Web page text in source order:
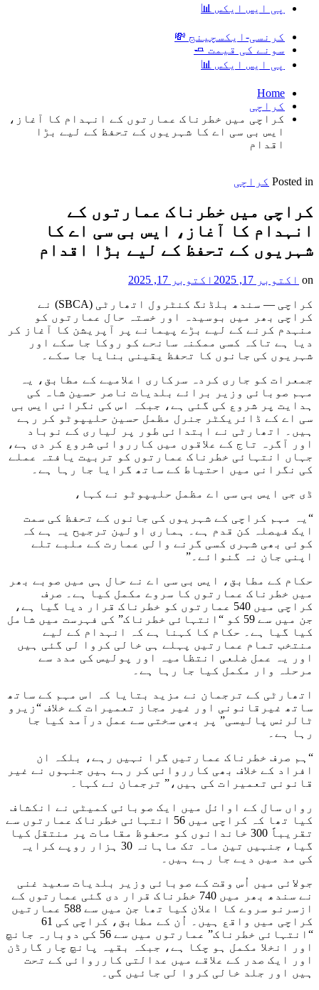
پی ایس ایکس 📊
کرنسی-ایکسچینج 💸
سونے کی قیمت 🧈
پی ایس ایکس 📊
Home
کراچی
کراچی میں خطرناک عمارتوں کے انہدام کا آغاز،
ایس بی سی اے کا شہریوں کے تحفظ کے لیے بڑا
اقدام
Posted in کراچی
کراچی میں خطرناک عمارتوں کے
انہدام کا آغاز، ایس بی سی اے کا
شہریوں کے تحفظ کے لیے بڑا اقدام
on اکتوبر 17, 2025
اکتوبر 17, 2025
کراچی — سندھ بلڈنگ کنٹرول اتھارٹی (SBCA) نے
کراچی بھر میں بوسیدہ اور خستہ حال عمارتوں کو
منہدم کرنے کے لیے بڑے پیمانے پر آپریشن کا آغاز کر
دیا ہے تاکہ کسی ممکنہ سانحے کو روکا جا سکے اور
شہریوں کی جانوں کا تحفظ یقینی بنایا جا سکے۔
جمعرات کو جاری کردہ سرکاری اعلامیے کے مطابق، یہ
مہم صوبائی وزیر برائے بلدیات ناصر حسین شاہ کی
ہدایت پر شروع کی گئی ہے، جبکہ اس کی نگرانی ایس بی
سی اے کے ڈائریکٹر جنرل مظمل حسین حلیپوٹو کر رہے
ہیں۔ اتھارٹی نے ابتدائی طور پر لیاری کے نوباد
اور آگرہ تاج کے علاقوں میں کارروائی شروع کر دی ہے،
جہاں انتہائی خطرناک عمارتوں کو تربیت یافتہ عملے
کی نگرانی میں احتیاط کے ساتھ گرایا جا رہا ہے۔
ڈی جی ایس بی سی اے مظمل حلیپوٹو نے کہا،
“یہ مہم کراچی کے شہریوں کی جانوں کے تحفظ کی سمت
ایک فیصلہ کن قدم ہے۔ ہماری اولین ترجیح یہ ہے کہ
کوئی بھی شہری کسی گرنے والی عمارت کے ملبے تلے
اپنی جان نہ گنوائے۔”
حکام کے مطابق، ایس بی سی اے نے حال ہی میں صوبے بھر
میں خطرناک عمارتوں کا سروے مکمل کیا ہے۔ صرف
کراچی میں 540 عمارتوں کو خطرناک قرار دیا گیا ہے،
جن میں سے 59 کو “انتہائی خطرناک” کی فہرست میں شامل
کیا گیا ہے۔ حکام کا کہنا ہے کہ انہدام کے لیے
منتخب تمام عمارتیں پہلے ہی خالی کروا لی گئی ہیں
اور یہ عمل ضلعی انتظامیہ اور پولیس کی مدد سے
مرحلہ وار مکمل کیا جا رہا ہے۔
اتھارٹی کے ترجمان نے مزید بتایا کہ اس مہم کے ساتھ
ساتھ غیرقانونی اور غیر مجاز تعمیرات کے خلاف “زیرو
ٹالرنس پالیسی” پر بھی سختی سے عمل درآمد کیا جا
رہا ہے۔
“ہم صرف خطرناک عمارتیں گرا نہیں رہے، بلکہ ان
افراد کے خلاف بھی کارروائی کر رہے ہیں جنہوں نے غیر
قانونی تعمیرات کی ہیں،” ترجمان نے کہا۔
رواں سال کے اوائل میں ایک صوبائی کمیٹی نے انکشاف
کیا تھا کہ کراچی میں 56 انتہائی خطرناک عمارتوں سے
تقریباً 300 خاندانوں کو محفوظ مقامات پر منتقل کیا
گیا، جنہیں تین ماہ تک ماہانہ 30 ہزار روپے کرایہ
کی مد میں دیے جا رہے ہیں۔
جولائی میں اُس وقت کے صوبائی وزیر بلدیات سعید غنی
نے سندھ بھر میں 740 خطرناک قرار دی گئی عمارتوں کے
ازسرنو سروے کا اعلان کیا تھا جن میں سے 588 عمارتیں
کراچی میں واقع ہیں۔ اُن کے مطابق، کراچی کی 61
“انتہائی خطرناک” عمارتوں میں سے 56 کی دوبارہ جانچ
اور انخلا مکمل ہو چکا ہے، جبکہ بقیہ پانچ چار گارڈن
اور ایک صدر کے علاقے میں عدالتی کارروائی کے تحت
ہیں اور جلد خالی کروا لی جائیں گی۔